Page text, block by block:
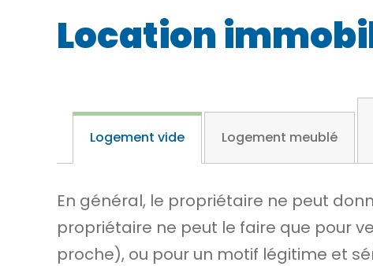
Location
Logement vide Logement meublé
En général, le propriétaire ne peut
propriétaire ne peut le faire que pour
proche), ou pour un motif légitime et